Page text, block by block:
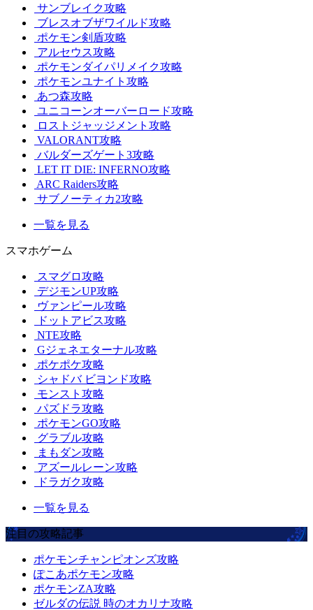
サンブレイク攻略
ブレスオブザワイルド攻略
ポケモン剣盾攻略
アルセウス攻略
ポケモンダイパリメイク攻略
ポケモンユナイト攻略
あつ森攻略
ユニコーンオーバーロード攻略
ロストジャッジメント攻略
VALORANT攻略
バルダーズゲート3攻略
LET IT DIE: INFERNO攻略
ARC Raiders攻略
サブノーティカ2攻略
一覧を見る
スマホゲーム
スマグロ攻略
デジモンUP攻略
ヴァンピール攻略
ドットアビス攻略
NTE攻略
Gジェネエターナル攻略
ポケポケ攻略
シャドバ ビヨンド攻略
モンスト攻略
パズドラ攻略
ポケモンGO攻略
グラブル攻略
まもダン攻略
アズールレーン攻略
ドラガク攻略
一覧を見る
注目の攻略記事
ポケモンチャンピオンズ攻略
ぽこあポケモン攻略
ポケモンZA攻略
ゼルダの伝説 時のオカリナ攻略